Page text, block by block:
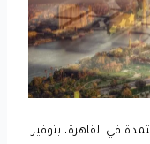
في القاهرة، بتوفير